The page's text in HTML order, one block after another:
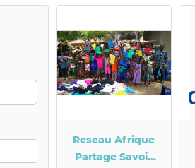
Reseau Afrique
Partage Savoir